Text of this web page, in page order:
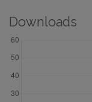
Downloads